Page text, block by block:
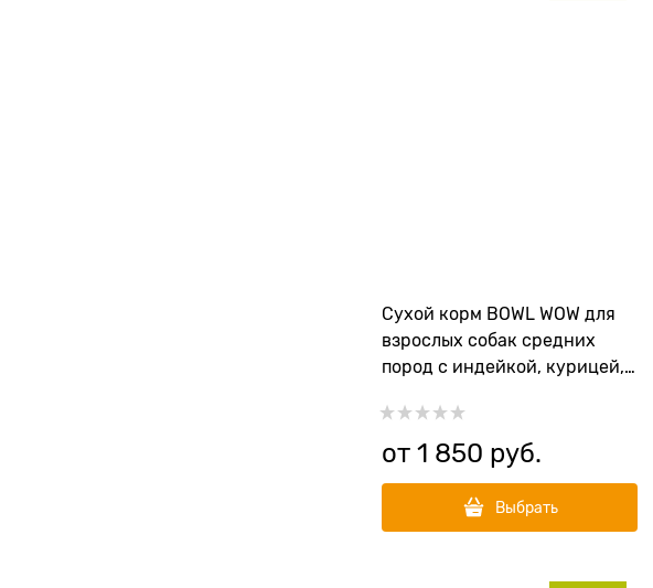
Сухой корм BOWL WOW для
взрослых собак средних
пород с индейкой, курицей,
от 1 850 руб.
Выбрать